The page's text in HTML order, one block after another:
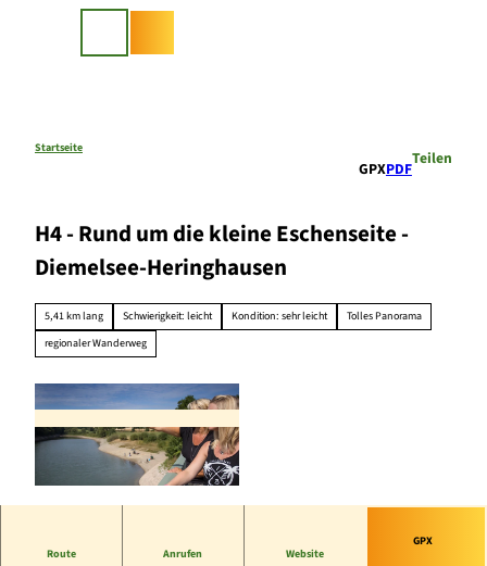
Startseite
GPXPDF
Teilen
H4 - Rund um die kleine Eschenseite -
Diemelsee-Heringhausen
5,41 km lang Schwierigkeit: leicht Kondition: sehr leicht
Tolles Panorama
regionaler Wanderweg
CC-BY-SA
Route Anrufen Website
GPX